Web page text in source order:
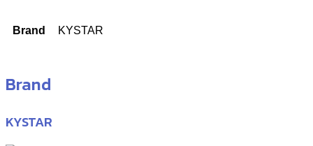
Brand KYSTAR
Brand
KYSTAR